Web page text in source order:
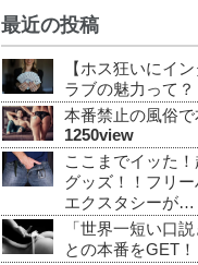
最近の投稿
【ホス狂いにイ
ラブの魅力って？
本番禁止の風俗
1250view
ここまでイッた
グッズ！！フリ
エクスタシーが…
「世界一短い口
との本番をGET！